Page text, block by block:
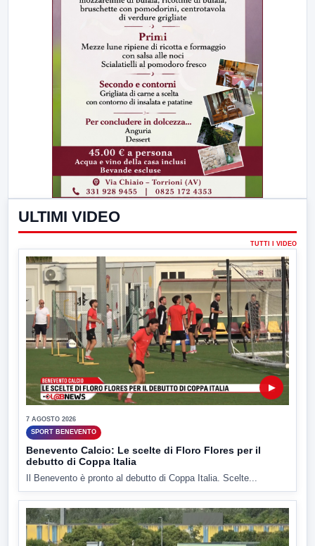
ULTIMI VIDEO
TUTTI I VIDEO
▶
7 AGOSTO 2026
SPORT BENEVENTO
Benevento Calcio: Le scelte di Floro Flores per il
debutto di Coppa Italia
Il Benevento è pronto al debutto di Coppa Italia. Scelte...